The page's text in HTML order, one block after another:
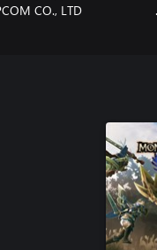
CO., LTD.